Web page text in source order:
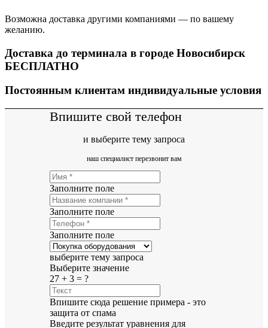
Возможна доставка другими компаниями — по вашему
желанию.
Доставка до терминала в городе Новосибирск
БЕСПЛАТНО
Постоянным клиентам индивидуальные условия
Впишите свой телефон
и выберите тему запроса
наш специалист перезвонит вам
Заполните поле
Заполните поле
Заполните поле
выберите тему запроса
Выберите значение
27 + 3 = ?
Впишите сюда решение примера - это
защита от спама
Введите результат уравнения для